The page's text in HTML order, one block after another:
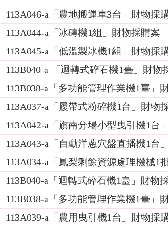
113A046-a「農地搬運車3台」財物採
113A044-a「冰磚機1組」財物採購案
113A045-a「低溫製冰機1組」財物採
113B040-a 「迴轉式碎石機1臺」財物
113B038-a「多功能管理作業機1臺」
113A037-a「履帶式粉碎機1台」財物
113A042-a「旗南分場小型曳引機1台
113A043-a「自動洋蔥穴盤直播機1台
113A034-a「鳳梨剩餘資源處理機械1
113B040-a「迴轉式碎石機1臺」財物
113B038-a「多功能管理作業機1臺」
113A039-a「農用曳引機1台」財物採